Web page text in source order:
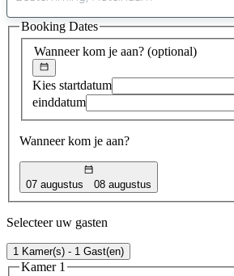
suggestie
gevonden
Wanneer kom je aan? (optional)
Kies startdatum
einddatum
Wanneer kom je aan?
07 augustus 08 augustus
Booking Dates
Selecteer uw gasten
1 Kamer(s) - 1 Gast(en)
Kamer 1